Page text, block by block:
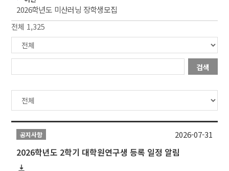
2026학년도 미산러닝 장학생모집
전체 1,325
검색
공지사항
2026학년도 2학기 대학원연구생 등록 일정 알림
2026-07-31